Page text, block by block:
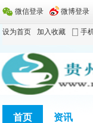
微信登录 微博登录
设为首页 加入收藏 手
首页 资讯